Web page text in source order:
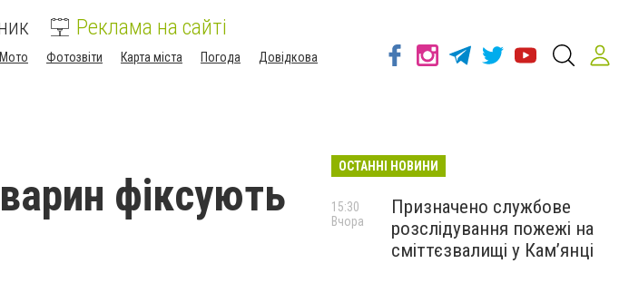
Реклама на сайті
Фотозвіти Карта міста Погода
Довідкова
фіксують
ОСТАННІ НОВИНИ
Призначено службове
розслідування пожежі на
сміттєзвалищі у Кам’янці
15:30
Вчора